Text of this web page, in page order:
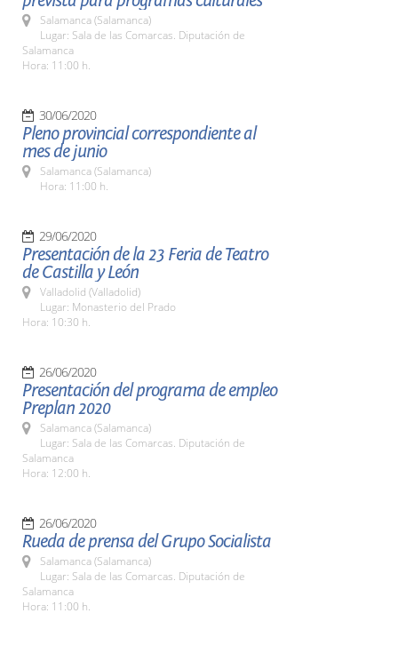
Salamanca (Salamanca)
Lugar: Sala de las Comarcas. Diputación de
Salamanca
Hora: 11:00 h.
30/06/2020
Pleno provincial correspondiente al
mes de junio
Salamanca (Salamanca)
Hora: 11:00 h.
29/06/2020
Presentación de la 23 Feria de Teatro
de Castilla y León
Valladolid (Valladolid)
Lugar: Monasterio del Prado
Hora: 10:30 h.
26/06/2020
Presentación del programa de empleo
Preplan 2020
Salamanca (Salamanca)
Lugar: Sala de las Comarcas. Diputación de
Salamanca
Hora: 12:00 h.
26/06/2020
Rueda de prensa del Grupo Socialista
Salamanca (Salamanca)
Lugar: Sala de las Comarcas. Diputación de
Salamanca
Hora: 11:00 h.